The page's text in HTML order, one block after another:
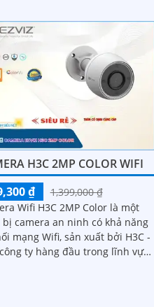
từ bất kỳ đâu thông qua
thoại thông minh
H3C 2MP COLOR WIFI
₫
1,399,000 ₫
Wifi H3C 2MP Color là một
camera an ninh có khả năng
mạng Wifi, sản xuất bởi H3C -
ty hàng đầu trong lĩnh vực